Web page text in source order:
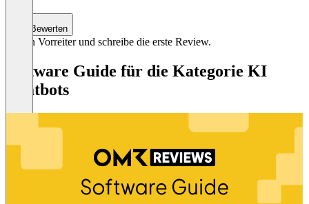
Bewerten
Sei ein Vorreiter und schreibe die erste Review.
Software Guide für die Kategorie KI
Chatbots